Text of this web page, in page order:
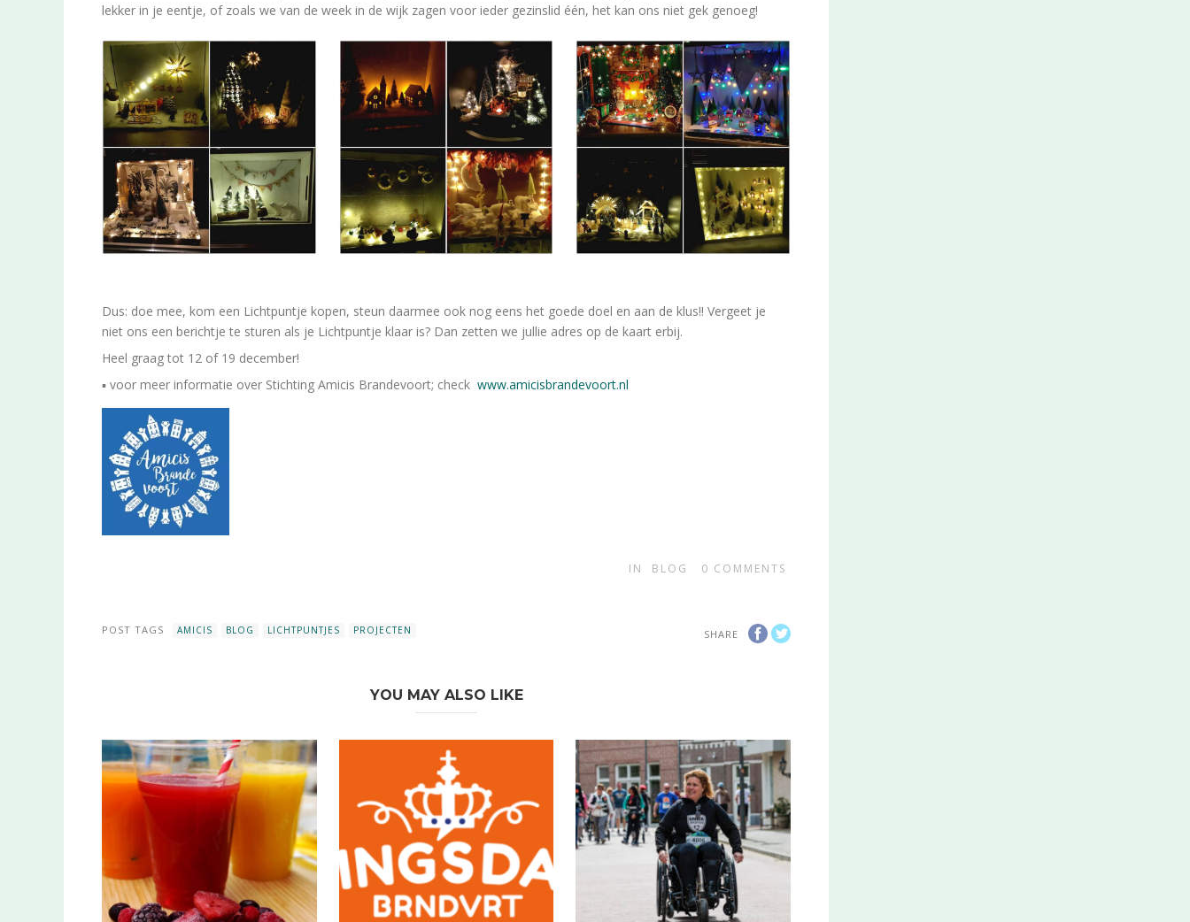
lekker in je eentje, of zoals we van de week in de wijk zagen voor ieder gezinslid één, het kan ons niet gek genoeg!
Dus: doe mee, kom een Lichtpuntje kopen, steun daarmee ook nog eens het goede doel en aan de klus!! Vergeet je
niet ons een berichtje te sturen als je Lichtpuntje klaar is? Dan zetten we jullie adres op de kaart erbij.
Heel graag tot 12 of 19 december!
▪︎ voor meer informatie over Stichting Amicis Brandevoort; check www.amicisbrandevoort.nl
IN BLOG 0 COMMENTS
SHARE
POST TAGS AMICIS BLOG LICHTPUNTJES PROJECTEN
YOU MAY ALSO LIKE